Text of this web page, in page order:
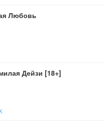
Любовь
Дейзи [18+]